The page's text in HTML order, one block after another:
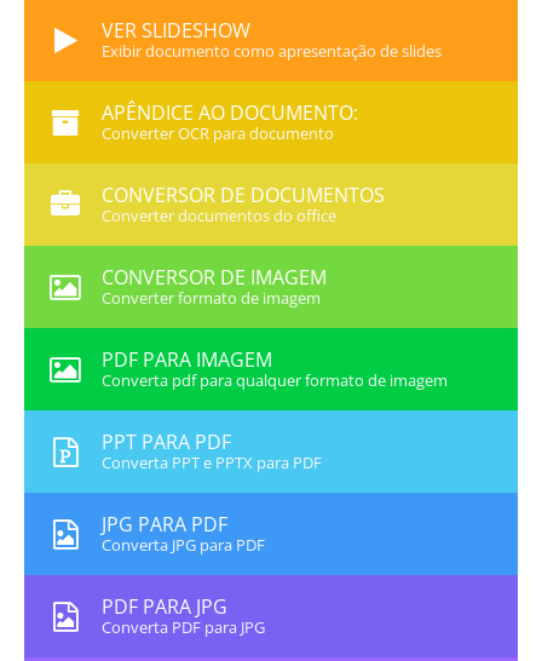
VER SLIDESHOW
Exibir documento como apresentação de slides
APÊNDICE AO DOCUMENTO:
Converter OCR para documento
CONVERSOR DE DOCUMENTOS
Converter documentos do office
CONVERSOR DE IMAGEM
Converter formato de imagem
PDF PARA IMAGEM
Converta pdf para qualquer formato de imagem
PPT PARA PDF
Converta PPT e PPTX para PDF
JPG PARA PDF
Converta JPG para PDF
PDF PARA JPG
Converta PDF para JPG